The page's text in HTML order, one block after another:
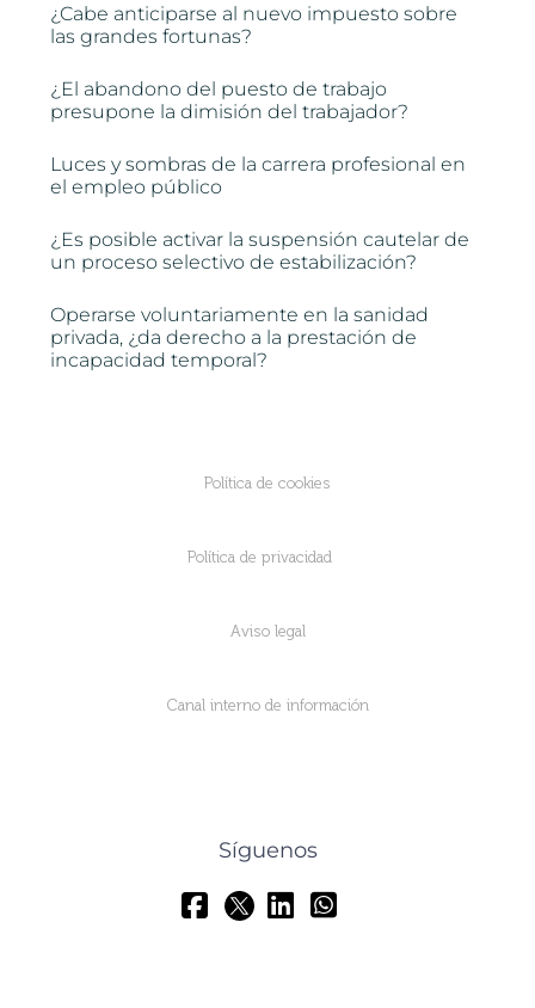
¿Cabe anticiparse al nuevo impuesto sobre
las grandes fortunas?
¿El abandono del puesto de trabajo
presupone la dimisión del trabajador?
Luces y sombras de la carrera profesional en
el empleo público
¿Es posible activar la suspensión cautelar de
un proceso selectivo de estabilización?
Operarse voluntariamente en la sanidad
privada, ¿da derecho a la prestación de
incapacidad temporal?
Política de cookies
Política de privacidad
Aviso legal
Canal interno de información
Síguenos